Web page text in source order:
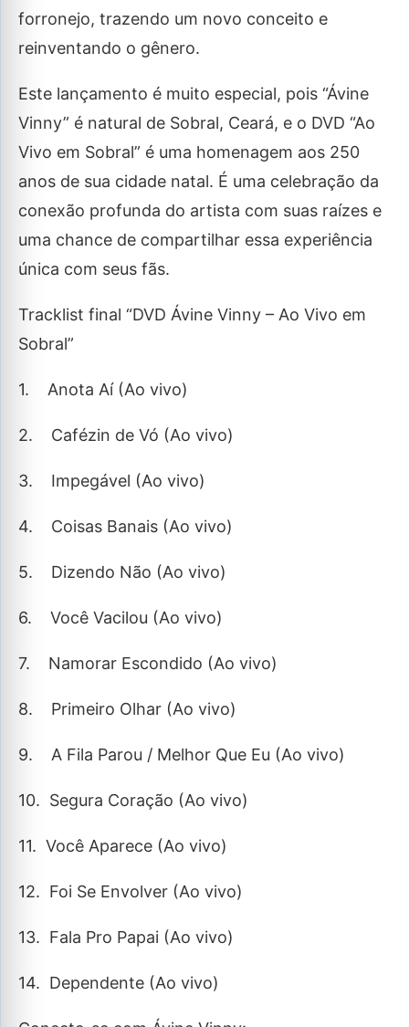
forronejo, trazendo um novo conceito e
reinventando o gênero.
Este lançamento é muito especial, pois “Ávine
Vinny” é natural de Sobral, Ceará, e o DVD “Ao
Vivo em Sobral” é uma homenagem aos 250
anos de sua cidade natal. É uma celebração da
conexão profunda do artista com suas raízes e
uma chance de compartilhar essa experiência
única com seus fãs.
Tracklist final “DVD Ávine Vinny – Ao Vivo em
Sobral”
1. Anota Aí (Ao vivo)
2. Cafézin de Vó (Ao vivo)
3. Impegável (Ao vivo)
4. Coisas Banais (Ao vivo)
5. Dizendo Não (Ao vivo)
6. Você Vacilou (Ao vivo)
7. Namorar Escondido (Ao vivo)
8. Primeiro Olhar (Ao vivo)
9. A Fila Parou / Melhor Que Eu (Ao vivo)
10. Segura Coração (Ao vivo)
11. Você Aparece (Ao vivo)
12. Foi Se Envolver (Ao vivo)
13. Fala Pro Papai (Ao vivo)
14. Dependente (Ao vivo)